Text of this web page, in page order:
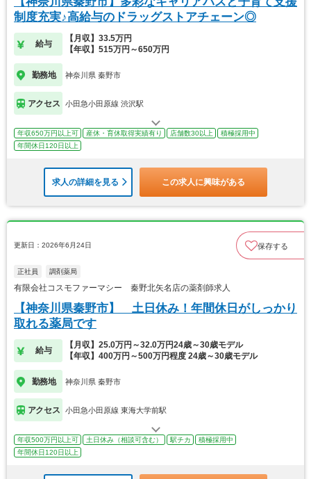
制度充実♪高給与のドラッグストアチェーン◎
給与
【月収】33.5万円
【年収】515万円～650万円
勤務地 神奈川県 秦野市
アクセス 小田急小田原線 渋沢駅
年収650万円以上可 産休・育休取得実績有り 店舗数30以上
積極採用中
年間休日120日以上
求人の詳細を見る この求人に興味がある
更新日：2026年6月24日 保存する
正社員 調剤薬局
有限会社コスモファーマシー 秦野北矢名店の薬剤師求人
【神奈川県秦野市】 土日休み！年間休日がしっかり
取れる薬局です
給与
【月収】25.0万円～32.0万円24歳～30歳モデル
【年収】400万円～500万円程度 24歳～30歳モデル
勤務地 神奈川県 秦野市
アクセス 小田急小田原線 東海大学前駅
年収500万円以上可 土日休み（相談可含む） 駅チカ
積極採用中
年間休日120日以上